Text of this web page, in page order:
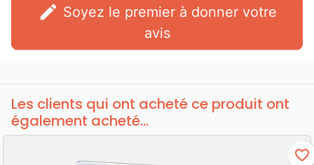
edit
avis
Les clients qui ont acheté ce produit ont
également acheté...
favorite_border